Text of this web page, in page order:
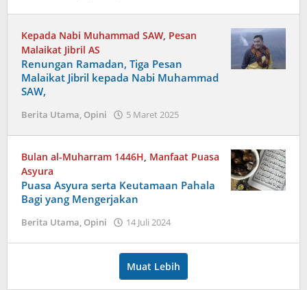
Kepada Nabi Muhammad SAW, Pesan
Malaikat Jibril AS
Renungan Ramadan, Tiga Pesan
Malaikat Jibril kepada Nabi Muhammad
SAW,
Berita Utama, Opini 5 Maret 2025
Bulan al-Muharram 1446H, Manfaat Puasa
Asyura
Puasa Asyura serta Keutamaan Pahala
Bagi yang Mengerjakan
Berita Utama, Opini 14 Juli 2024
Muat Lebih